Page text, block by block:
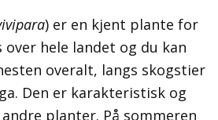
) er en kjent plante for
over hele landet og du kan
overalt, langs skogstier
Den er karakteristisk og
planter. På sommeren